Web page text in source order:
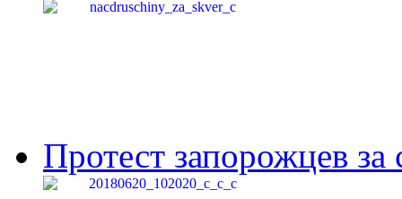
Протест запорожцев за